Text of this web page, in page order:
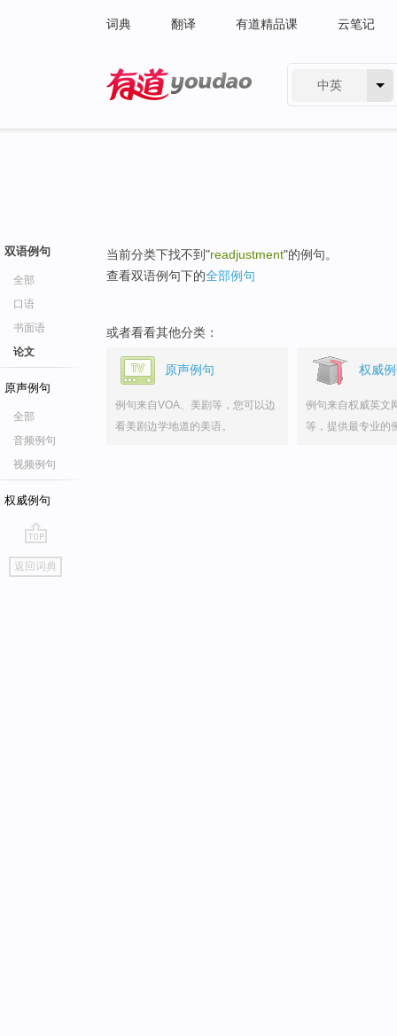
词典 翻译 有道精品课 云笔记
中英
双语例句
全部
口语
书面语
论文
原声例句
全部
音频例句
视频例句
权威例句
go
top
返回词典
当前分类下找不到"readjustment"的例句。
查看双语例句下的全部例句
或者看看其他分类：
原声例句
例句来自VOA、美剧等，您可以边
看美剧边学地道的美语。
权威
例句来自权威英文
等，提供最专业的